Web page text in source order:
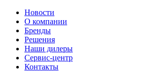
Новости
О компании
Бренды
Решения
Наши дилеры
Сервис-центр
Контакты